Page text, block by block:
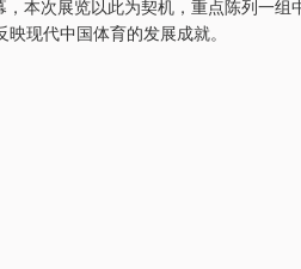
本次展览以此为契机，重点陈列一组
映现代中国体育的发展成就。